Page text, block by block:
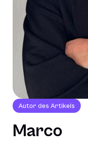
Autor des Artikels
Marco